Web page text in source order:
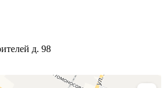
д. 98